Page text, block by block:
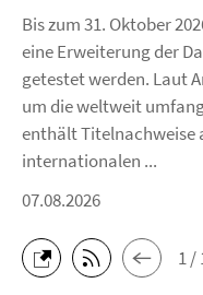
Bis zum 31. Oktober
eine Erweiterung der
getestet werden. Laut
um die weltweit
enthält Titelnachweise
internationalen ...
07.08.2026
1 /